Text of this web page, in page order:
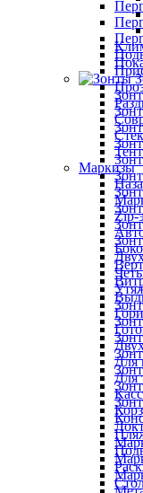
Маркизы
Zip-
Для
Для